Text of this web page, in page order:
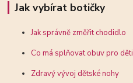
Jak vybírat botičky
Jak správně změřit chodidlo
Co má splňovat obuv pro děti
Zdravý vývoj dětské nohy